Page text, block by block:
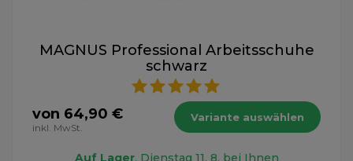
MAGNUS Professional Arbeitsschuhe
schwarz
von 64,90 €
inkl. MwSt.
Variante auswählen
Auf Lager, Dienstag 11. 8. bei Ihnen